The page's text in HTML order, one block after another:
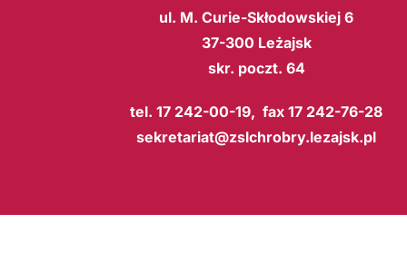
ul. M. Curie-Skłodowskiej 6
37-300 Leżajsk
skr. poczt. 64
tel. 17 242-00-19, fax 17 242-76-28
sekretariat@zslchrobry.lezajsk.pl